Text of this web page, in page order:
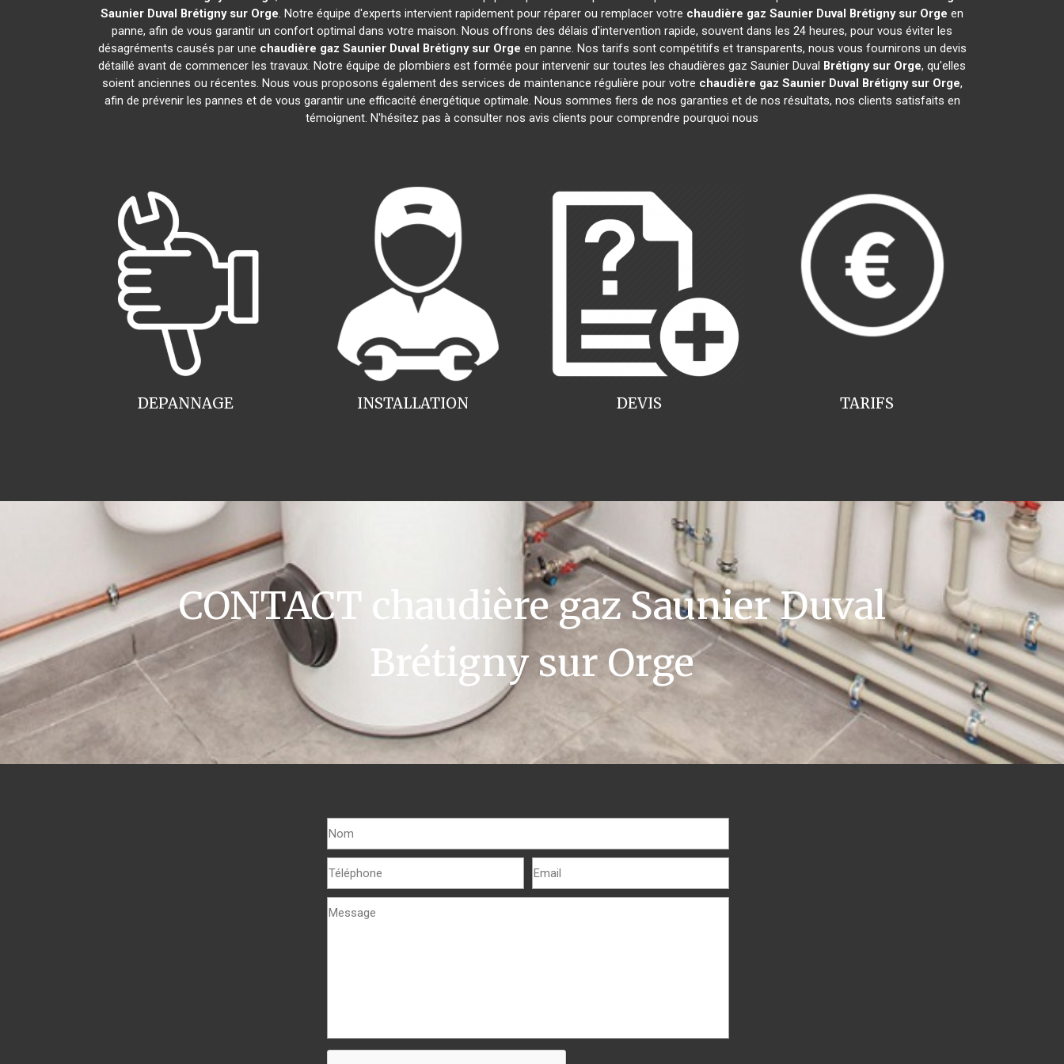
Saunier Duval Brétigny sur Orge. Notre équipe d'experts intervient rapidement pour réparer ou remplacer votre chaudière gaz Saunier Duval Brétigny sur Orge en
panne, afin de vous garantir un confort optimal dans votre maison. Nous offrons des délais d'intervention rapide, souvent dans les 24 heures, pour vous éviter les
désagréments causés par une chaudière gaz Saunier Duval Brétigny sur Orge en panne. Nos tarifs sont compétitifs et transparents, nous vous fournirons un devis
détaillé avant de commencer les travaux. Notre équipe de plombiers est formée pour intervenir sur toutes les chaudières gaz Saunier Duval Brétigny sur Orge, qu'elles
soient anciennes ou récentes. Nous vous proposons également des services de maintenance régulière pour votre chaudière gaz Saunier Duval Brétigny sur Orge,
afin de prévenir les pannes et de vous garantir une efficacité énergétique optimale. Nous sommes fiers de nos garanties et de nos résultats, nos clients satisfaits en
témoignent. N'hésitez pas à consulter nos avis clients pour comprendre pourquoi nous
INSTALLATION
DEPANNAGE TARIFS
DEVIS
CONTACT chaudière gaz Saunier Duval
Brétigny sur Orge